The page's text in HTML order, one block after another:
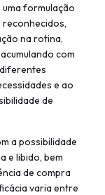
formulação
reconhecidos,
na rotina,
com
e ao
de
a possibilidade
e libido, bem
de compra
varia entre